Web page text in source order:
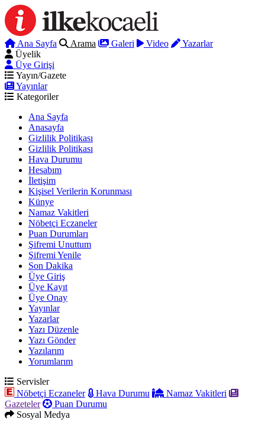
Ana Sayfa Arama Galeri Video
Yazarlar
Üyelik
Üye Girişi
Yayın/Gazete
Yayınlar
Kategoriler
Ana Sayfa
Anasayfa
Gizlilik Politikası
Gizlilik Politikası
Hava Durumu
Hesabım
İletişim
Kişisel Verilerin Korunması
Künye
Namaz Vakitleri
Nöbetçi Eczaneler
Puan Durumları
Şifremi Unuttum
Şifremi Yenile
Son Dakika
Üye Giriş
Üye Kayıt
Üye Onay
Yayınlar
Yazarlar
Yazı Düzenle
Yazı Gönder
Yazılarım
Yorumlarım
Servisler
Nöbetçi Eczaneler
Hava Durumu
Namaz Vakitleri
Gazeteler
Puan Durumu
Sosyal Medya